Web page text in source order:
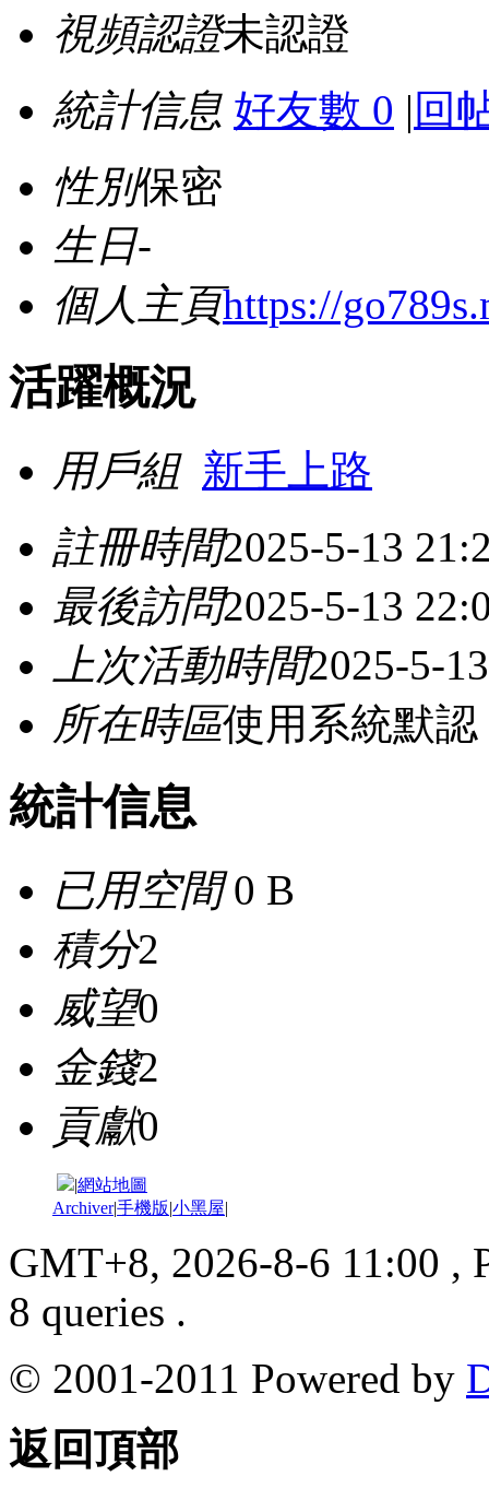
視頻認證未認證
統計信息 好友數 0 | 回
性別保密
生日-
個人主頁https://
活躍概況
用戶組 新手上路
註冊時間2025-5-13
最後訪問2025-5-13
上次活動時間2025-5-
所在時區使用系統默認
統計信息
已用空間0 B
積分2
威望0
金錢2
貢獻0
|網站地圖
Archiver|手機版|小黑屋|
GMT+8, 2026-8-6 11:00 ,
8 queries .
© 2001-2011 Powered by
返回頂部